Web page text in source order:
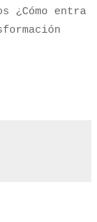
¿Cómo entra